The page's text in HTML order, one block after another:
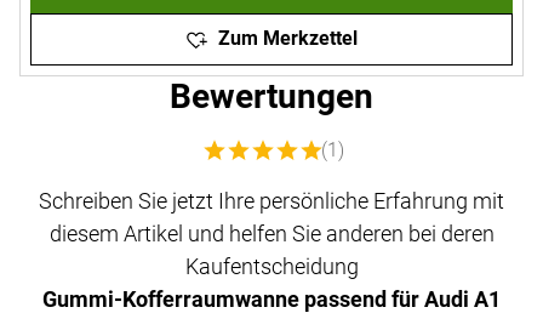
Zum Merkzettel
Bewertungen
Bewertung: 5 von 5 (1 Bewertungen)
(1)
Schreiben Sie jetzt Ihre persönliche Erfahrung mit
diesem Artikel und helfen Sie anderen bei deren
Kaufentscheidung
Gummi-Kofferraumwanne passend für Audi A1